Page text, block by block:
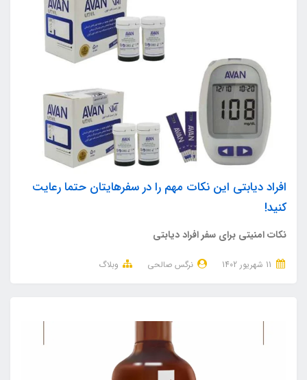
افراد دیابتی این نکات مهم را در سفرهایتان حتما رعایت
کنید!
نکات امنیتی برای سفر افراد دیابتی
نرگس صالحی وبلاگ